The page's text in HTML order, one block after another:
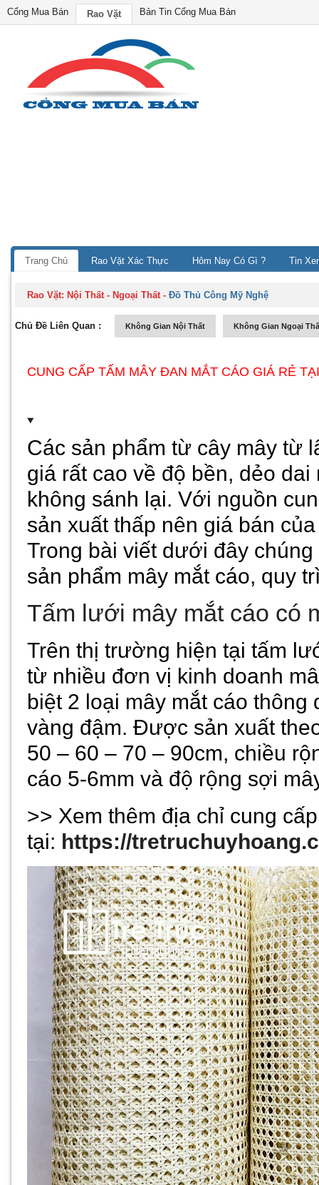
Cổng Mua Bán Rao Vặt Bản Tin Cổng Mua Bán
Trang Chủ Rao Vặt Xác Thực Hôm Nay Có Gì ? Tin
Rao Vặt: Nội Thất - Ngoại Thất-Đồ Thủ Công Mỹ Nghệ
Chủ Đề Liên Quan : Không Gian Nội Thất Không Gian Ngoại
CUNG CẤP TẤM MÂY ĐAN MẮT CÁO GIÁ RẺ
Các sản phẩm từ cây mây từ
giá rất cao về độ bền, dẻo
không sánh lại. Với nguồn
sản xuất thấp nên giá bán
Trong bài viết dưới đây
sản phẩm mây mắt cáo, quy
Tấm lưới mây mắt cáo có
Trên thị trường hiện tại tấm
từ nhiều đơn vị kinh doanh
biệt 2 loại mây mắt cáo
vàng đậm. Được sản xuất
50 – 60 – 70 – 90cm, chiều
cáo 5-6mm và độ rộng sợi
>> Xem thêm địa chỉ cung
tại: https://